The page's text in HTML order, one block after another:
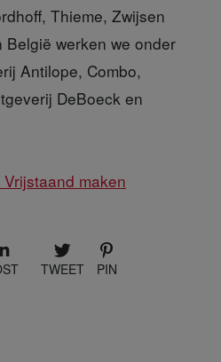
Thieme, Zwijsen
werken we onder
Antilope, Combo,
DeBoeck en
maken
TWEET PIN